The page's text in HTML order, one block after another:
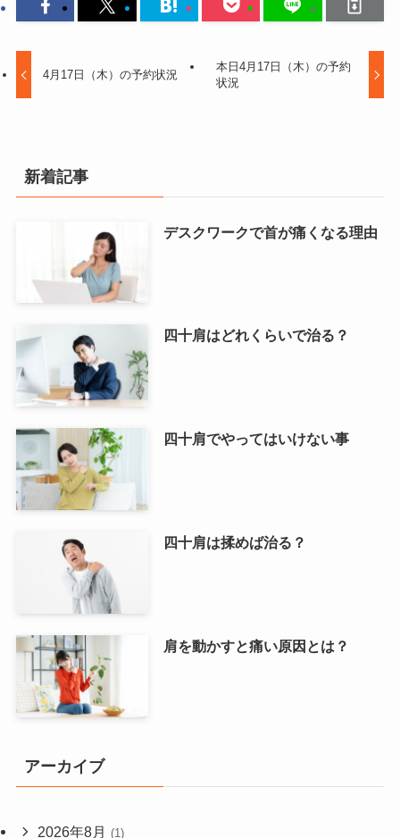
4月17日（木）の予約状況
本日4月17日（木）の予約
状況
新着記事
デスクワークで首が痛くなる理由
四十肩はどれくらいで治る？
四十肩でやってはいけない事
四十肩は揉めば治る？
肩を動かすと痛い原因とは？
アーカイブ
2026年8月 (1)